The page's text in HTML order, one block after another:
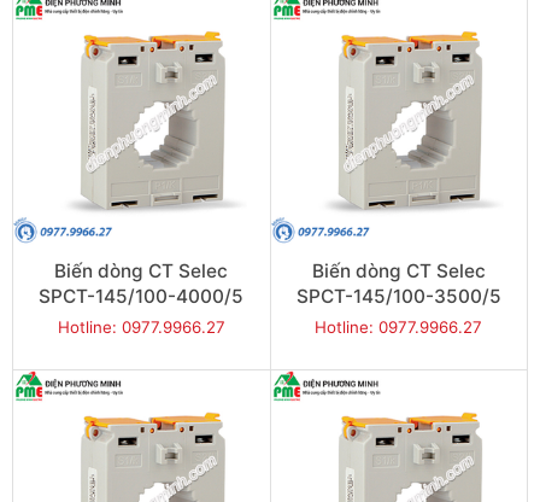
Biến dòng CT Selec
SPCT-145/100-4000/5
Hotline: 0977.9966.27
Biến dòng CT Selec
SPCT-145/100-3500/5
Hotline: 0977.9966.27